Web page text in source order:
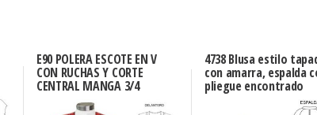
E90 POLERA ESCOTE EN V
CON RUCHAS Y CORTE
CENTRAL MANGA 3/4
4738 Blusa estilo
con amarra, espalda
pliegue encontrado